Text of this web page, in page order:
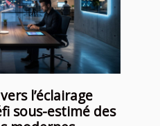
l’éclairage
sous-estimé des